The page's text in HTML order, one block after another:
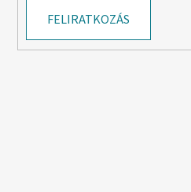
FELIRATKOZÁS